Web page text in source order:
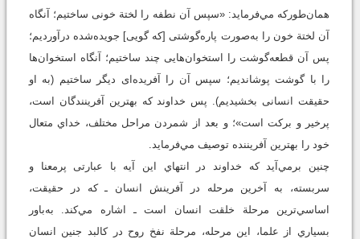
همان‌طورکه مي‌فرمايد: «سپس آن نطفه را لختة خونى ساختيم؛ آنگاه
آن لختة خون را به‌صورت پاره‌گوشتى [که گويى] جويده‌شده درآورديم؛
پس آن قطعه‌گوشت را استخوان‌هايى چند ساختيم؛ آنگاه استخوان‌ها
را با گوشت پوشانديم؛ سپس آن را آفريده‌اى ديگر ساختيم (به او
حقيقت انسانى بخشيديم). پس خداوند که بهترين آفرينندگان است،
پرخير و برکت است»؛ و بعد از شمردن مراحل مختلف، خداي متعال
خود را بهترين آفريننده توصيف مي‌فرمايد.
چنين برمي‌آيد که خداوند در انتهاي اين آيه با عبارتی پرمعنا و
سربسته، به آخرين مرحله در آفرينش انسان ـ که در حقيقت،
اساسي‌ترين مرحلة خلقت انسان است ـ اشاره مي‌کند. به‌باور
بسياري از علما، اين مرحله، مرحلة نفخ روح در کالبد جنين انسان